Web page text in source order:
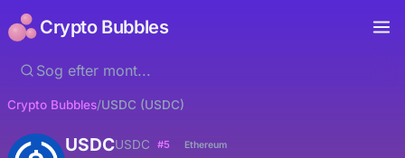
Crypto Bubbles
Crypto Bubbles/USDC (USDC)
USDCUSDC #5 Ethereum